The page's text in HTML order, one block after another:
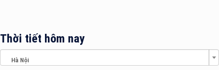
Thời tiết hôm nay
Hà Nội